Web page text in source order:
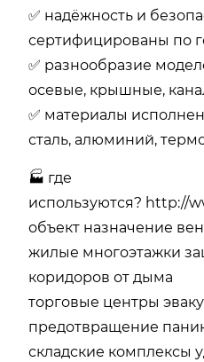
✅ надёжность и
сертифицированы по
✅ разнообразие
осевые, крышные,
✅ материалы
сталь, алюминий,
🏭 где
используются? http://
объект назначение
жилые многоэтажки
коридоров от дыма
торговые центры
предотвращение
складские комплексы